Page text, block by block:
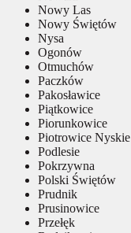
Nowy Las
Nowy Świętów
Nysa
Ogonów
Otmuchów
Paczków
Pakosławice
Piątkowice
Piorunkowice
Piotrowice Nyskie
Podlesie
Pokrzywna
Polski Świętów
Prudnik
Prusinowice
Przełęk